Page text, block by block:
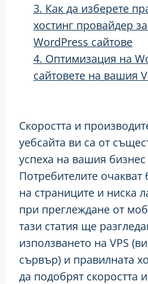
3. Как да изберете
хостинг провайдер
WordPress сайтове
4. Оптимизация на
сайтовете на вашия
Скоростта и
уебсайта ви са от
успеха на вашия бизнес
Потребителите
на страниците и ниска
при преглеждане от
тази статия ще
използването на VPS
сървър) и правилната
да подобрят скоростта и